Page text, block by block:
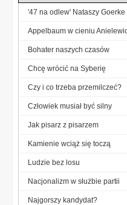
'47 na odlew' Nataszy Goerke
Appelbaum w cieniu
Bohater naszych czasów
Chcę wrócić na Syberię
Czy i co trzeba przemilczeć?
Człowiek musiał być silny
Jak pisarz z pisarzem
Kamienie wciąż się toczą
Ludzie bez losu
Nacjonalizm w służbie partii
Najgorszy kandydat?